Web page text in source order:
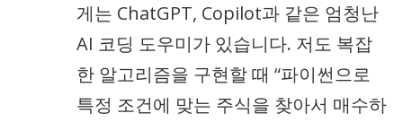
게는 ChatGPT, Copilot과 같은 엄청난
AI 코딩 도우미가 있습니다. 저도 복잡
한 알고리즘을 구현할 때 “파이썬으로
특정 조건에 맞는 주식을 찾아서 매수하